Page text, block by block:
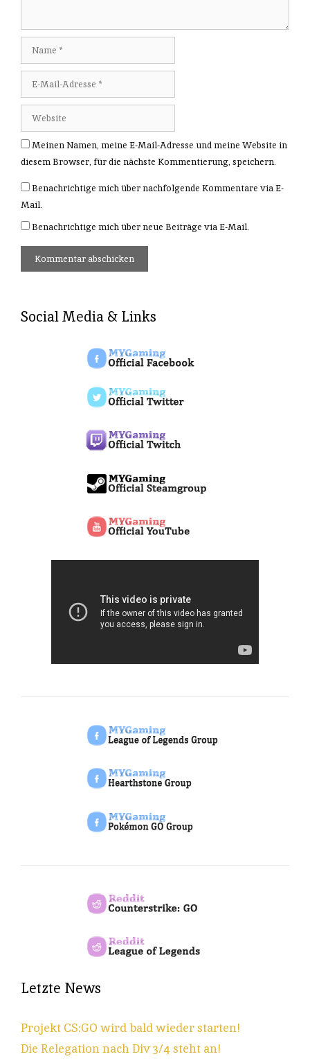
Meinen Namen, meine E-Mail-Adresse und meine Website in
diesem Browser, für die nächste Kommentierung, speichern.
Benachrichtige mich über nachfolgende Kommentare via E-
Mail.
Benachrichtige mich über neue Beiträge via E-Mail.
Social Media & Links
Letzte News
Projekt CS:GO wird bald wieder starten!
Die Relegation nach Div 3/4 steht an!